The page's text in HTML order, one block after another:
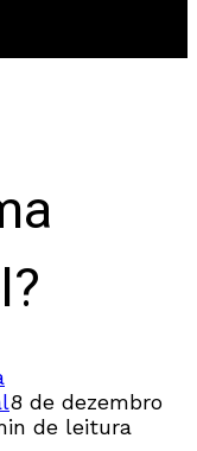
8 de dezembro
de leitura